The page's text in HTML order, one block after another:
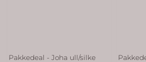
Pakkedeal - Joha ull/silke